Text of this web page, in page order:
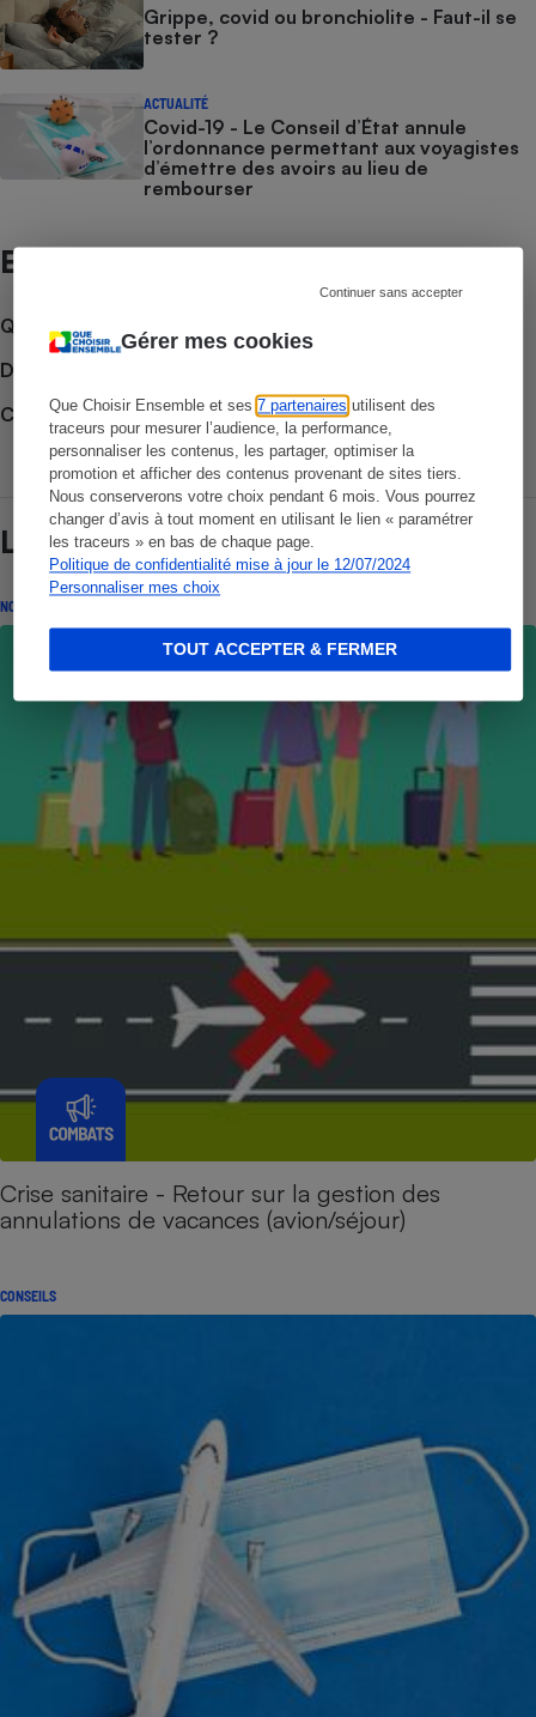
Gérer mes cookies
Que Choisir Ensemble et ses7 partenaires utilisent des
traceurs pour mesurer l’audience, la performance,
personnaliser les contenus, les partager, optimiser la
promotion et afficher des contenus provenant de sites tiers.
Nous conserverons votre choix pendant 6 mois. Vous pourrez
changer d’avis à tout moment en utilisant le lien « paramétrer
les traceurs » en bas de chaque page.
Politique de confidentialité mise à jour le 12/07/2024
Personnaliser mes choix
Continuer sans accepter
TOUT ACCEPTER & FERMER
Grippe, covid ou bronchiolite - Faut-il se
tester ?
ACTUALITÉ
Covid-19 - Le Conseil d’État annule
l’ordonnance permettant aux voyagistes
d’émettre des avoirs au lieu de
rembourser
Et aussi
Que faire en cas de litige ?
Découvrir le forum
Consulter nos Actualités
Lire aussi
NOS COMBATS
Crise sanitaire - Retour sur la gestion des
annulations de vacances (avion/séjour)
CONSEILS